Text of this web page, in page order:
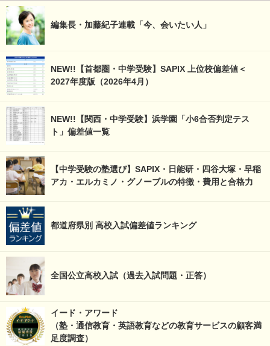
編集長・加藤紀子連載「今、会いたい人」
NEW!!【首都圏・中学受験】SAPIX 上位校偏差値＜
2027年度版（2026年4月）
NEW!!【関西・中学受験】浜学園「小6合否判定テス
ト」偏差値一覧
【中学受験の塾選び】SAPIX・日能研・四谷大塚・早稲
アカ・エルカミノ・グノーブルの特徴・費用と合格力
都道府県別 高校入試偏差値ランキング
全国公立高校入試（過去入試問題・正答）
イード・アワード
（塾・通信教育・英語教育などの教育サービスの顧客満
足度調査）